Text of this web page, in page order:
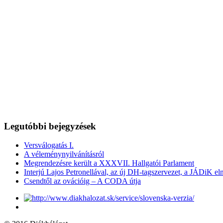
Legutóbbi bejegyzések
Versválogatás I.
A véleménynyilvánításról
Megrendezésre került a XXXVII. Hallgatói Parlament
Interjú Lajos Petronellával, az új DH-tagszervezet, a JÁDiK
Csendtől az ovációig – A CODA útja